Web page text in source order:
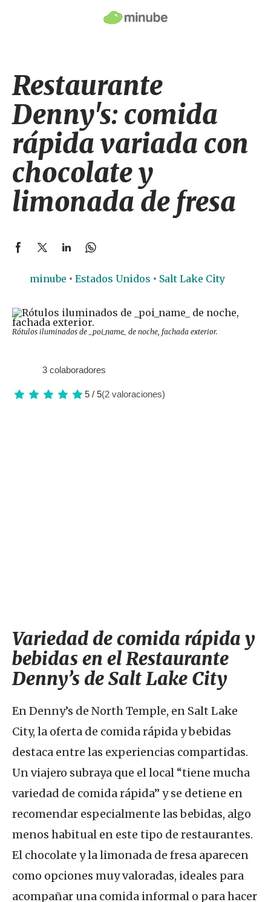
Restaurante
Denny's: comida
rápida variada con
chocolate y
limonada de fresa
minube Estados Unidos Salt Lake City
Rótulos iluminados de _poi_name_ de noche, fachada exterior.
3 colaboradores
5 / 5(2 valoraciones)
Variedad de comida rápida y
bebidas en el Restaurante
Denny’s de Salt Lake City
En Denny’s de North Temple, en Salt Lake
City, la oferta de comida rápida y bebidas
destaca entre las experiencias compartidas.
Un viajero subraya que el local “tiene mucha
variedad de comida rápida” y se detiene en
recomendar especialmente las bebidas, algo
menos habitual en este tipo de restaurantes.
El chocolate y la limonada de fresa aparecen
como opciones muy valoradas, ideales para
acompañar una comida informal o para hacer